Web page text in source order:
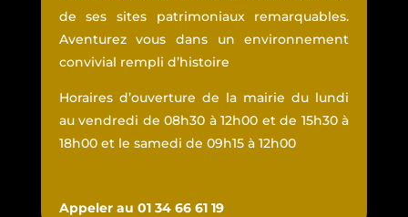
de ses sites patrimoniaux remarquables.
Aventurez vous dans un environnement
convivial rempli d’histoire
Horaires d’ouverture de la mairie du lundi
au vendredi de 08h30 à 12h00 et de 15h30 à
18h00 et le samedi de 09h15 à 12h00
Appeler au 01 34 66 61 19